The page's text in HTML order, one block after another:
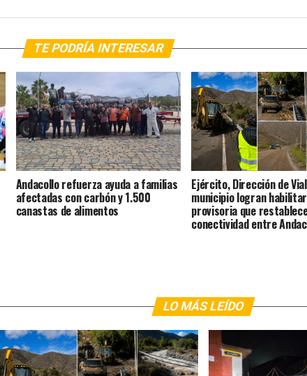
TE PODRÍA INTERESAR
Andacollo refuerza ayuda a familias
afectadas con carbón y 1.500
canastas de alimentos
Ejército, Dirección de
municipio logran
provisoria que
conectividad entre
LO MÁS LEÍDO